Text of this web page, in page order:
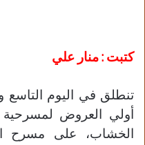
كتبت : منار علي
تنطلق في اليوم التاسع
أولي العروض لمسرحية
الخشاب، على مسرح